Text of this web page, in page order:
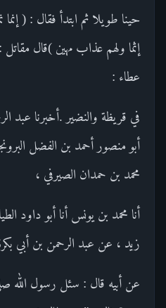
حينا طويلا ثم ابتدأ فقال : ( إنما
إثما ولهم عذاب مهين )قال
عطاء :
في قريظة والنضير .أخبرنا عبد
أبو منصور أحمد بن الفضل
محمد بن حمدان الصيرفي ،
أنا محمد بن يونس أنا أبو داود
زيد ، عن عبد الرحمن بن أبي
عن أبيه قال : سئل رسول الله